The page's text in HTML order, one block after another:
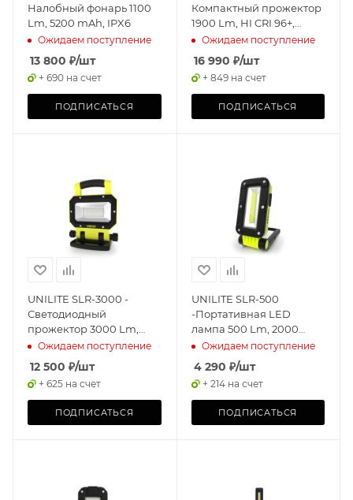
Налобный фонарь 1100
Lm, 5200 mAh, IPX6
Ожидаем поступление
13 800 ₽/шт
+ 690 на счет
ПОДПИСАТЬСЯ
Компактный прожектор
1900 Lm, HI CRI 96+,
2700- 6500 K, 5000 mAh,
Ожидаем поступление
16 990 ₽/шт
+ 849 на счет
ПОДПИСАТЬСЯ
UNILITE SLR-3000 -
Светодиодный
прожектор 3000 Lm,
6600 mAh, IP54
Ожидаем поступление
12 500 ₽/шт
+ 625 на счет
ПОДПИСАТЬСЯ
UNILITE SLR-500
-Портативная LED
лампа 500 Lm, 2000
mAh, IPX5
Ожидаем поступление
4 290 ₽/шт
+ 214 на счет
ПОДПИСАТЬСЯ